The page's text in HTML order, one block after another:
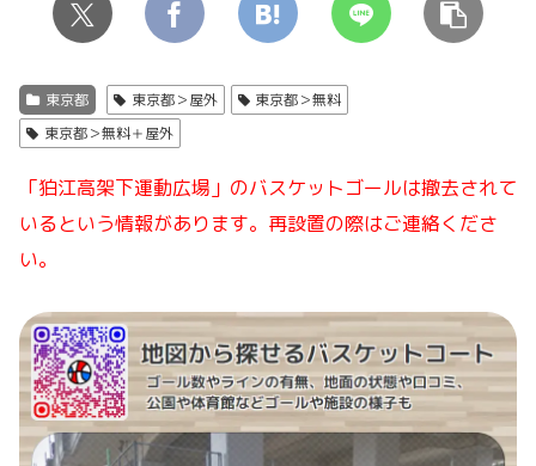
東京都 東京都＞屋外
東京都＞無料
東京都＞無料＋屋外
「狛江高架下運動広場」のバスケットゴールは撤去されて
いるという情報があります。再設置の際はご連絡くださ
い。